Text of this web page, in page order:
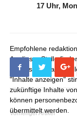
17 Uhr,
Empfohlene
An dieser Stelle
die unser
"Inhalte anzeigen"
zukünftige Inhalte von
können
übermittelt werden.
Vorheriger Artikel